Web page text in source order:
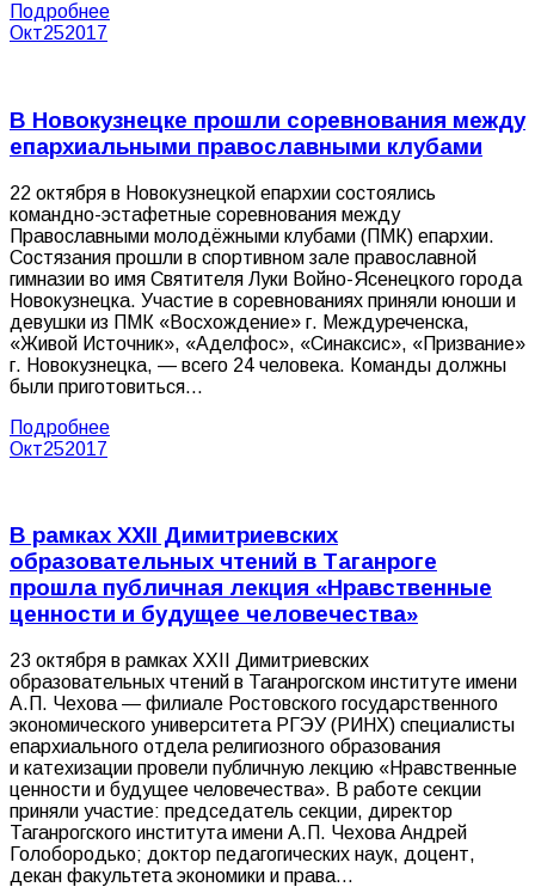
Подробнее
Окт252017
В Новокузнецке прошли соревнования между
епархиальными православными клубами
22 октября в Новокузнецкой епархии состоялись
командно-эстафетные соревнования между
Православными молодёжными клубами (ПМК) епархии.
Состязания прошли в спортивном зале православной
гимназии во имя Святителя Луки Войно-Ясенецкого города
Новокузнецка. Участие в соревнованиях приняли юноши и
девушки из ПМК «Восхождение» г. Междуреченска,
«Живой Источник», «Аделфос», «Синаксис», «Призвание»
г. Новокузнецка, — всего 24 человека. Команды должны
были приготовиться…
Подробнее
Окт252017
В рамках XXII Димитриевских
образовательных чтений в Таганроге
прошла публичная лекция «Нравственные
ценности и будущее человечества»
23 октября в рамках XXII Димитриевских
образовательных чтений в Таганрогском институте имени
А.П. Чехова — филиале Ростовского государственного
экономического университета РГЭУ (РИНХ) специалисты
епархиального отдела религиозного образования
и катехизации провели публичную лекцию «Нравственные
ценности и будущее человечества». В работе секции
приняли участие: председатель секции, директор
Таганрогского института имени А.П. Чехова Андрей
Голобородько; доктор педагогических наук, доцент,
декан факультета экономики и права…